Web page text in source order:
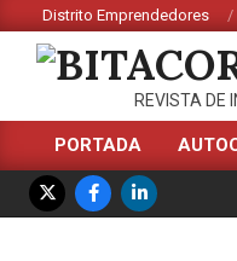
Saltar
contenido
Distrito Emprendedores
EN
LA
RED
REVISTA DE
Menú
de
navegación
PORTADA